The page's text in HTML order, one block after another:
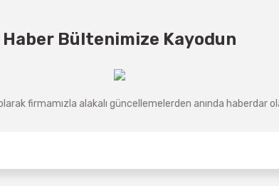
Haber Bültenimize Kayodun
firmamızla alakalı güncellemelerden anında haberdar